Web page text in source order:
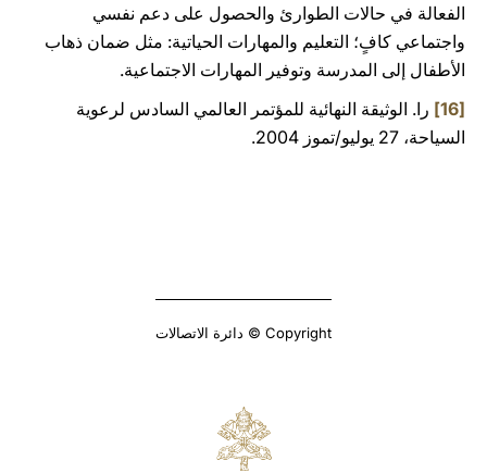
الفعالة في حالات الطوارئ والحصول على دعم نفسي
واجتماعي كافٍ؛ التعليم والمهارات الحياتية: مثل ضمان ذهاب
الأطفال إلى المدرسة وتوفير المهارات الاجتماعية.
[16]
را. الوثيقة النهائية للمؤتمر العالمي السادس لرعوية
السياحة، 27 يوليو/تموز 2004.
Copyright © دائرة الاتصالات